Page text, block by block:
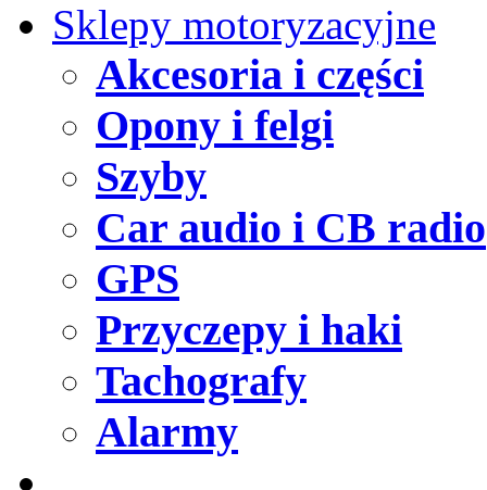
Sklepy motoryzacyjne
Akcesoria i części
Opony i felgi
Szyby
Car audio i CB radio
GPS
Przyczepy i haki
Tachografy
Alarmy